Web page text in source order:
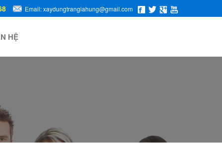
Email: xaydungtrangiahung@gmail.com
HỆ